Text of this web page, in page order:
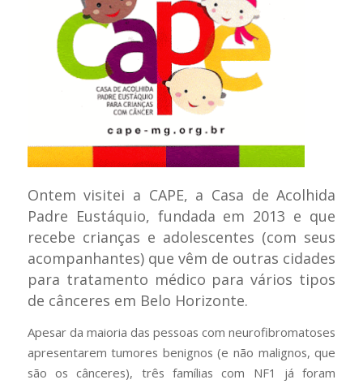
Ontem visitei a CAPE, a Casa de Acolhida
Padre Eustáquio, fundada em 2013 e que
recebe crianças e adolescentes (com seus
acompanhantes) que vêm de outras cidades
para tratamento médico para vários tipos
de cânceres em Belo Horizonte.
Apesar da maioria das pessoas com neurofibromatoses
apresentarem tumores benignos (e não malignos, que
são os cânceres), três famílias com NF1 já foram